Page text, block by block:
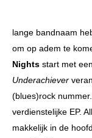
lange bandnaam
om op adem te
Nights start met
Underachiever
(blues)rock
verdienstelijke EP.
makkelijk in de